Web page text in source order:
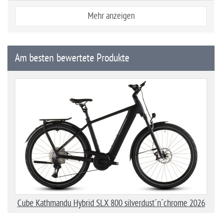
Mehr anzeigen
Am besten bewertete Produkte
Cube Kathmandu Hybrid SLX 800 silverdust´n´chrome 2026